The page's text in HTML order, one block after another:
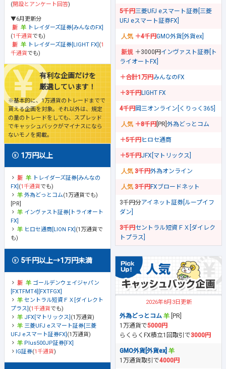
(開設とアンケート回答)
▼6月更新分
トレイダーズ証券[みんなのFX]
(1千通貨でも)
トレイダーズ証券[LIGHT FX] (1
千通貨でも)
有利な企画だけを
厳選しています！
※基本的に、1万通貨のトレードまでで
貰える企画を対象。それ以外は、規定
の量のトレードをしても、スプレッド
でキャッシュバックがマイナスになら
ないモノを掲載。
1万円以上
トレイダーズ証券[みんなの
FX] (1千通貨でも)
外為どっとコム(1万通貨でも)
[PR]
インヴァスト証券[トライオート
FX]
ヒロセ通商[LION FX] (1万通貨で
も)
5千円以上→1万円未満
ゴールデンウェイジャパン
[FXTFMT4][FXTFGX]
セントラル短資ＦＸ[ダイレクト
プラス] (1千通貨でも)
JFX[マトリックス] (1万通貨)
三菱UFJ eスマート証券[三菱
UFJ eスマート証券FX] (1万通貨)
Plus500JP証券[FX]
IG証券(1千通貨)
5千円三菱UFJ eスマート証券[三菱
UFJ eスマート証券FX]
＋4千円GMO外貨[外貨ex]
＋3000円 インヴァスト証券[ト
ライオートFX]
＋合計1万円みんなのFX
＋3千円LIGHT FX
4千円岡三オンライン[くりっく365]
＋8千円 [PR] 外為どっとコム
＋5千円ヒロセ通商
＋5千円JFX[マトリックス]
3千円外為オンライン
3千円FXブロードネット
3千円分アイネット証券[ループイフ
ダン]
3千円セントラル短資ＦＸ[ダイレク
トプラス]
2026年8月3日更新
外為どっとコム
[PR]
1万通貨で5000円
らくらくFX積立1回取引で3000円
GMO外貨[外貨ex]
1万通貨取引で4000円